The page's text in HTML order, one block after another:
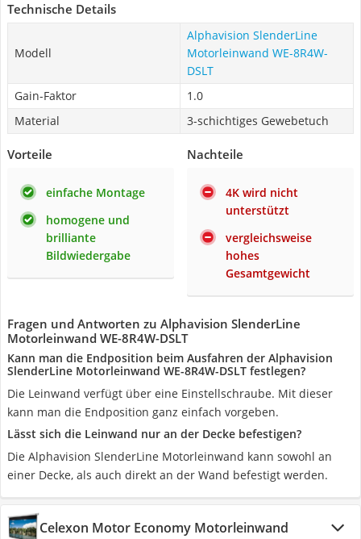
Technische Details
Modell
Alphavision SlenderLine
Motorleinwand WE-8R4W-
DSLT
Gain-Faktor
1.0
Material
3-schichtiges Gewebetuch
Vorteile
einfache Montage
homogene und
brilliante
Bildwiedergabe
Nachteile
4K wird nicht
unterstützt
vergleichsweise
hohes
Gesamtgewicht
Fragen und Antworten zu Alphavision SlenderLine
Motorleinwand WE-8R4W-DSLT
Kann man die Endposition beim Ausfahren der Alphavision
SlenderLine Motorleinwand WE-8R4W-DSLT festlegen?
Die Leinwand verfügt über eine Einstellschraube. Mit dieser
kann man die Endposition ganz einfach vorgeben.
Lässt sich die Leinwand nur an der Decke befestigen?
Die Alphavision SlenderLine Motorleinwand kann sowohl an
einer Decke, als auch direkt an der Wand befestigt werden.
Celexon Motor Economy Motorleinwand